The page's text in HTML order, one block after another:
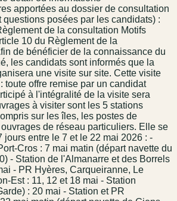
apportées au dossier de consultation
questions posées par les candidats) :
de la consultation Motifs
10 du Règlement de la
de bénéficier de la connaissance du
les candidats sont informés que la
une visite sur site. Cette visite
toute offre remise par un candidat
à l'intégralité de la visite sera
à visiter sont les 5 stations
sur les îles, les postes de
de réseau particuliers. Elle se
jours entre le 7 et le 22 mai 2026 : -
Cros : 7 mai matin (départ navette du
- Station de l'Almanarre et des Borrels
- PR Hyères, Carqueiranne, Le
Est : 11, 12 et 18 mai - Station
: 20 mai - Station et PR